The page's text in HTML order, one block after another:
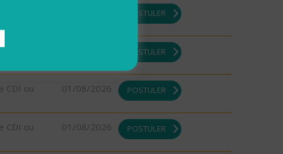
POSTULER
ou
POSTULER
CDI ou
01/08/2026 POSTULER
CDI ou
01/08/2026 POSTULER